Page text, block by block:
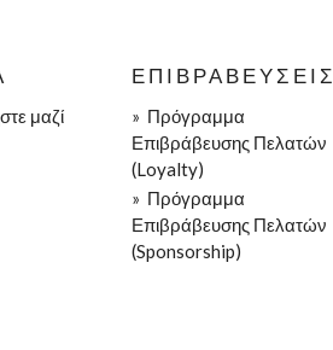
μαζί
ΕΠΙΒΡΑΒΕΎΣΕΙΣ
» Πρόγραμμα
Επιβράβευσης Πελατών
(Loyalty)
» Πρόγραμμα
Επιβράβευσης Πελατών
(Sponsorship)